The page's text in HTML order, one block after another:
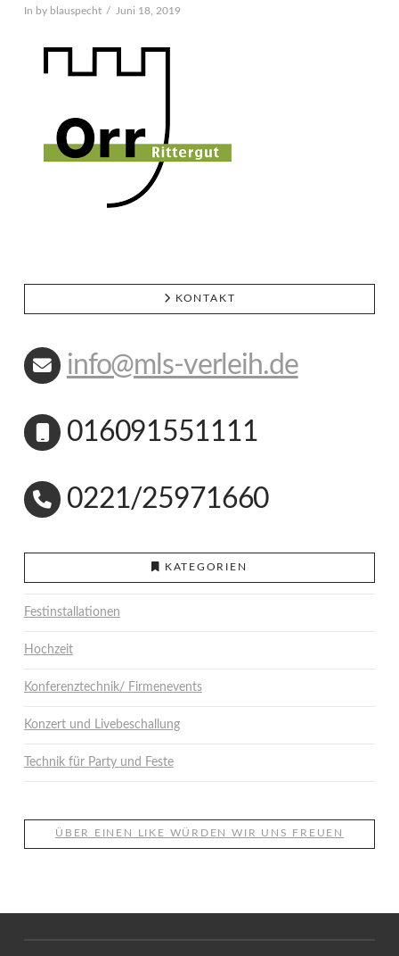
In by blauspecht Juni 18, 2019
KONTAKT
info@mls-verleih.de
016091551111
0221/25971660
KATEGORIEN
Festinstallationen
Hochzeit
Konferenztechnik/ Firmenevents
Konzert und Livebeschallung
Technik für Party und Feste
ÜBER EINEN LIKE WÜRDEN WIR UNS FREUEN